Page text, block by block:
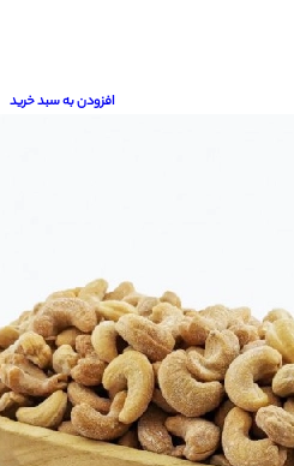
افزودن به سبد خرید